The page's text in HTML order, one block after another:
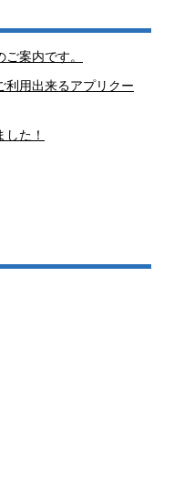
案内です。
利用出来るアプリクー
た！